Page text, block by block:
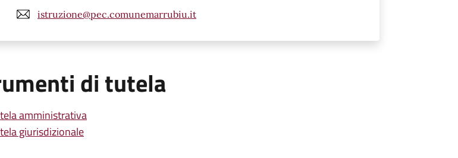
istruzione@pec.comunemarrubiu.it
di tutela
amministrativa
giurisdizionale